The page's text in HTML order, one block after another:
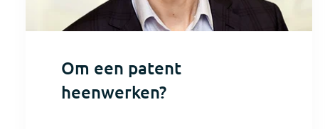
Om een patent
heenwerken?